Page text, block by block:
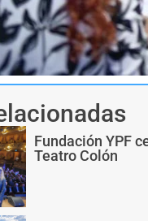
Fundación YPF
Teatro Colón